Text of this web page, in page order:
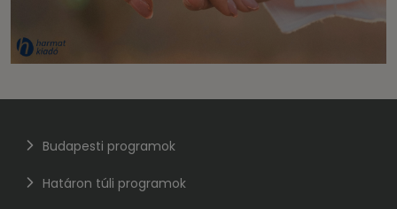
Budapesti programok
Határon túli programok